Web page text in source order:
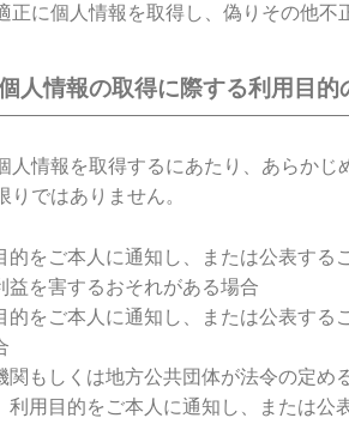
正に個人情報を取得し、偽りその他不
人情報の取得に際する利用目的
人情報を取得するにあたり、あらか
りではありません。
的をご本人に通知し、または公表する
益を害するおそれがある場合
的をご本人に通知し、または公表する
関もしくは地方公共団体が法令の定
利用目的をご本人に通知し、または